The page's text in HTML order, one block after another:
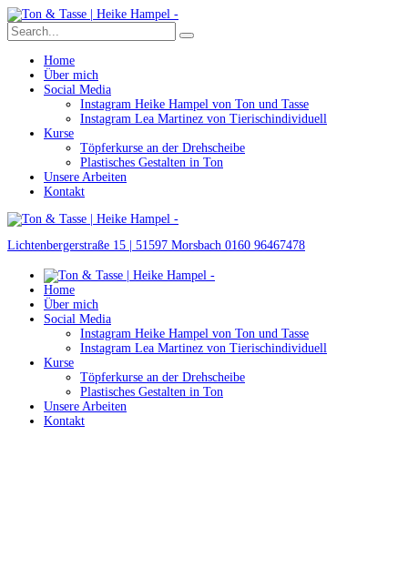
Home
Über mich
Social Media
Instagram Heike Hampel von Ton und Tasse
Instagram Lea Martinez von Tierischindividuell
Kurse
Töpferkurse an der Drehscheibe
Plastisches Gestalten in Ton
Unsere Arbeiten
Kontakt
Lichtenbergerstraße 15 | 51597 Morsbach 0160 96467478
Home
Über mich
Social Media
Instagram Heike Hampel von Ton und Tasse
Instagram Lea Martinez von Tierischindividuell
Kurse
Töpferkurse an der Drehscheibe
Plastisches Gestalten in Ton
Unsere Arbeiten
Kontakt